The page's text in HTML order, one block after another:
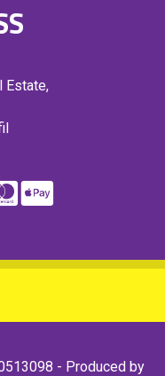
Estate,
- Produced by